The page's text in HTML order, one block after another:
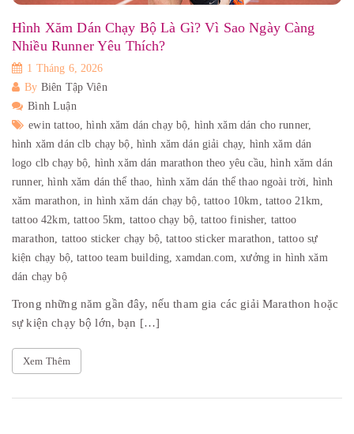
Hình Xăm Dán Chạy Bộ Là Gì? Vì Sao Ngày Càng
Nhiều Runner Yêu Thích?
1 Tháng 6, 2026
By Biên Tập Viên
Bình Luận
ewin tattoo,hình xăm dán chạy bộ, hình xăm dán cho runner,
hình xăm dán clb chạy bộ, hình xăm dán giải chạy, hình xăm dán
logo clb chạy bộ, hình xăm dán marathon theo yêu cầu,hình xăm dán
runner,hình xăm dán thể thao, hình xăm dán thể thao ngoài trời, hình
xăm marathon,in hình xăm dán chạy bộ, tattoo 10km, tattoo 21km,
tattoo 42km, tattoo 5km, tattoo chạy bộ,tattoo finisher, tattoo
marathon, tattoo sticker chạy bộ,tattoo sticker marathon, tattoo sự
kiện chạy bộ,tattoo team building,xamdan.com,xưởng in hình xăm
dán chạy bộ
Trong những năm gần đây, nếu tham gia các giải Marathon hoặc
sự kiện chạy bộ lớn, bạn […]
Xem Thêm